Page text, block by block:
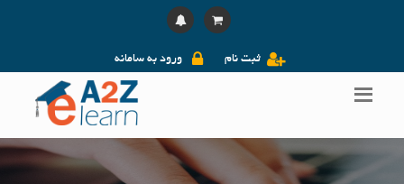
ورود به سامانه ثبت نام